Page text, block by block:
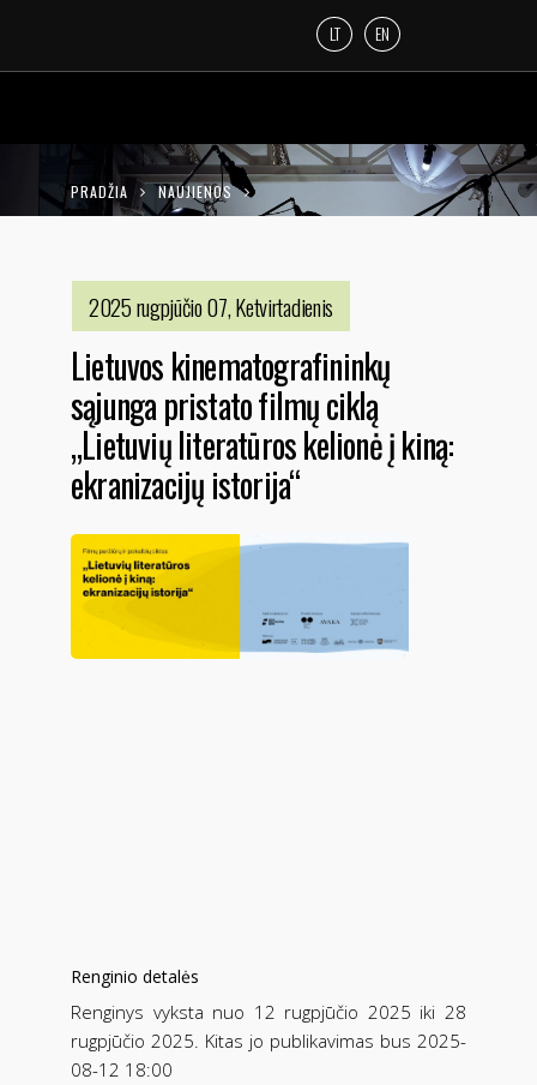
LT EN
PRADŽIA NAUJIENOS
PRISTATO FILMŲ CIKLĄ „LIETUVIŲ
LITERATŪROS KELIONĖ Į KINĄ: EKRANIZACIJŲ
ISTORIJA“
2025 rugpjūčio 07, Ketvirtadienis
Lietuvos kinematografininkų
sąjunga pristato filmų ciklą
„Lietuvių literatūros kelionė į kiną:
ekranizacijų istorija“
Renginio detalės
Renginys vyksta nuo 12 rugpjūčio 2025 iki 28
rugpjūčio 2025. Kitas jo publikavimas bus 2025-
08-12 18:00